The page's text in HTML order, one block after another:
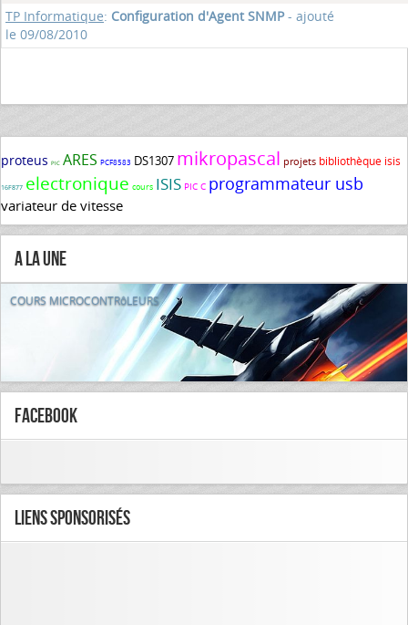
TP Informatique: Configuration d'Agent SNMP- ajouté
le 09/08/2010
proteus PIC ARES PCF8583 DS1307 mikropascal projets bibliothèque isis
16F877 electronique cours ISIS PIC C programmateur usb
variateur de vitesse
A la Une
COURS MICROCONTRôLEURS
FaceBook
Liens Sponsorisés